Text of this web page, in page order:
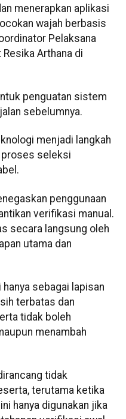
menerapkan aplikasi
wajah berbasis
Pelaksana
Resika Arthana di
penguatan sistem
sebelumnya.
menjadi langkah
seleksi
penggunaan
verifikasi manual.
secara langsung oleh
utama dan
sebagai lapisan
terbatas dan
tidak boleh
menambah
tidak
terutama ketika
hanya digunakan jika